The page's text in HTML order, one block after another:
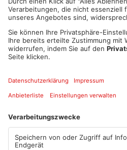
ANZEIGE
Aschaffenburg